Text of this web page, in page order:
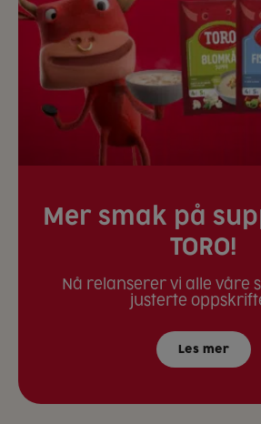
Mer smak på
TORO!
Nå relanserer vi alle våre
justerte
Les mer